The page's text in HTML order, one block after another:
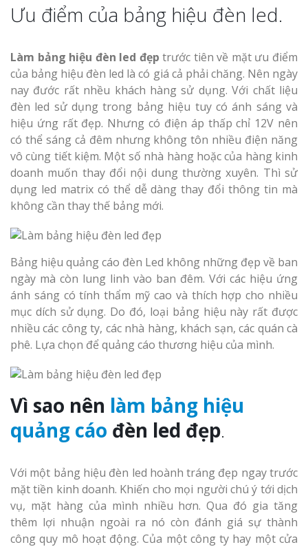
Ưu điểm của bảng hiệu đèn led.
Làm bảng hiệu đèn led đẹp trước tiên về mặt ưu điểm
của bảng hiệu đèn led là có giá cả phải chăng. Nên ngày
nay đước rất nhều khách hàng sử dụng. Với chất liệu
đèn led sử dụng trong bảng hiệu tuy có ánh sáng và
hiệu ứng rất đẹp. Nhưng có điện áp thấp chỉ 12V nên
có thể sáng cả đêm nhưng không tôn nhiều điện năng
vô cùng tiết kiệm. Một số nhà hàng hoặc của hàng kinh
doanh muốn thay đổi nội dung thường xuyên. Thì sử
dụng led matrix có thể dễ dàng thay đổi thông tin mà
không cần thay thế bảng mới.
Bảng hiệu quảng cáo đèn Led không những đẹp về ban
ngày mà còn lung linh vào ban đêm. Với các hiệu ứng
ánh sáng có tính thẩm mỹ cao và thích hợp cho nhiều
mục dích sử dụng. Do đó, loại bảng hiệu này rất được
nhiều các công ty, các nhà hàng, khách sạn, các quán cà
phê. Lựa chọn để quảng cáo thương hiệu của mình.
Vì sao nên làm bảng hiệu
quảng cáo đèn led đẹp.
Với một bảng hiệu đèn led hoành tráng đẹp ngay trước
mặt tiền kinh doanh. Khiến cho mọi người chú ý tới dịch
vụ, mặt hàng của mình nhiều hơn. Qua đó gia tăng
thêm lợi nhuận ngoài ra nó còn đánh giá sự thành
công quy mô hoạt động. Của một công ty hay một cửa